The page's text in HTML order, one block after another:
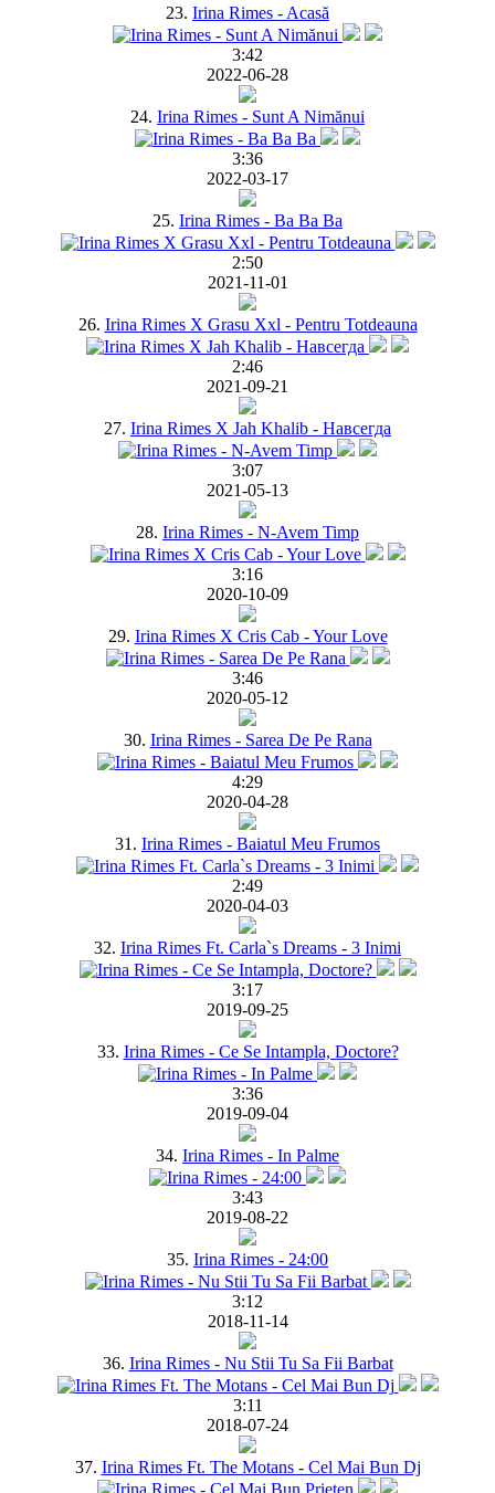
23. Irina Rimes - Acasă
3:42
2022-06-28
24. Irina Rimes - Sunt A Nimănui
3:36
2022-03-17
25. Irina Rimes - Ba Ba Ba
2:50
2021-11-01
26. Irina Rimes X Grasu Xxl - Pentru Totdeauna
2:46
2021-09-21
27. Irina Rimes X Jah Khalib - Навсегда
3:07
2021-05-13
28. Irina Rimes - N-Avem Timp
3:16
2020-10-09
29. Irina Rimes X Cris Cab - Your Love
3:46
2020-05-12
30. Irina Rimes - Sarea De Pe Rana
4:29
2020-04-28
31. Irina Rimes - Baiatul Meu Frumos
2:49
2020-04-03
32. Irina Rimes Ft. Carla`s Dreams - 3 Inimi
3:17
2019-09-25
33. Irina Rimes - Ce Se Intampla, Doctore?
3:36
2019-09-04
34. Irina Rimes - In Palme
3:43
2019-08-22
35. Irina Rimes - 24:00
3:12
2018-11-14
36. Irina Rimes - Nu Stii Tu Sa Fii Barbat
3:11
2018-07-24
37. Irina Rimes Ft. The Motans - Cel Mai Bun Dj